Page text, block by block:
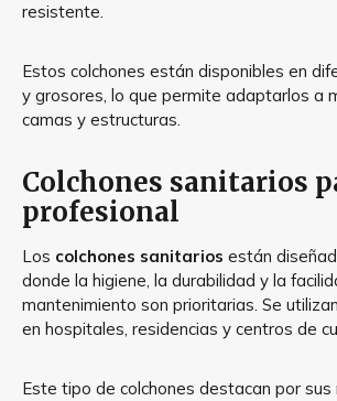
resistente.
Estos colchones están disponibles en
y grosores, lo que permite adaptarlos a
camas y estructuras.
Colchones sanitarios
profesional
Los colchones sanitarios están
donde la higiene, la durabilidad y la
mantenimiento son prioritarias. Se
en hospitales, residencias y centros de
Este tipo de colchones destacan por